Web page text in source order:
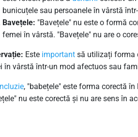
bunicuțele sau persoanele în vârstă
Bavețele: "Bavețele" nu este o formă
femei în vârstă. "Bavețele" nu are o
Este important să utilizați forma
în vârstă într-un mod afectuos sau
, "babețele" este forma corectă
nu este corectă și nu are sens în